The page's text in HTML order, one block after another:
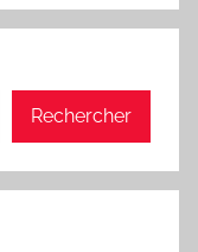
Rechercher